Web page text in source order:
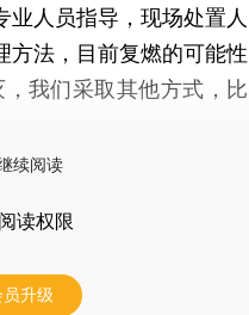
人员指导，现场处置人
方法，目前复燃的可能性
我们采取其他方式，比
续阅读
读权限
升级